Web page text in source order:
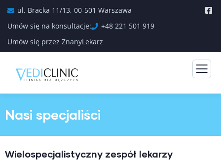
ul. Bracka 11/13, 00-501 Warszawa
Umów się na konsultacje:
+48 221 501 919
Umów się przez ZnanyLekarz
Nasi specjaliści
Wielospecjalistyczny zespół lekarzy